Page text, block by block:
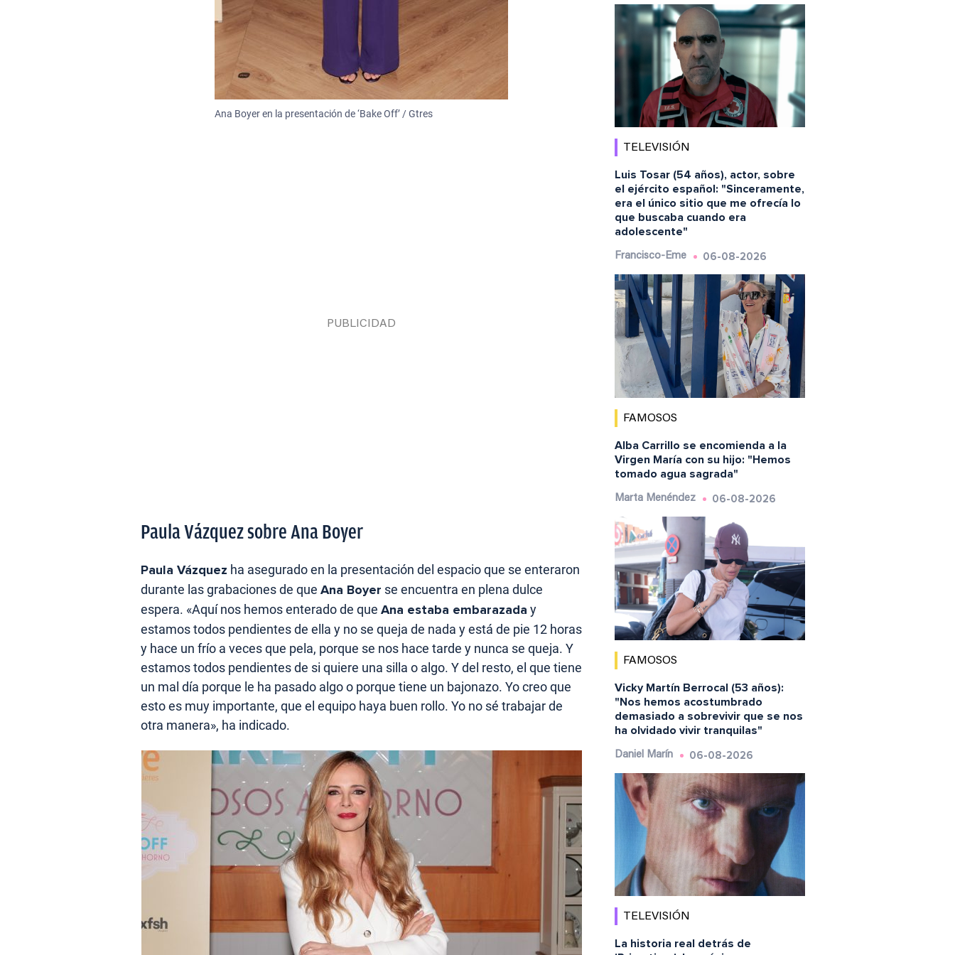
Ana Boyer en la presentación de ‘Bake Off’ / Gtres
Paula Vázquez sobre Ana Boyer
Paula Vázquez ha asegurado en la presentación del espacio que se enteraron
durante las grabaciones de que Ana Boyer se encuentra en plena dulce
espera. «Aquí nos hemos enterado de que Ana estaba embarazada y
estamos todos pendientes de ella y no se queja de nada y está de pie 12 horas
y hace un frío a veces que pela, porque se nos hace tarde y nunca se queja. Y
estamos todos pendientes de si quiere una silla o algo. Y del resto, el que tiene
un mal día porque le ha pasado algo o porque tiene un bajonazo. Yo creo que
esto es muy importante, que el equipo haya buen rollo. Yo no sé trabajar de
otra manera», ha indicado.
TELEVISIÓN
Luis Tosar (54 años), actor, sobre
el ejército español: "Sinceramente,
era el único sitio que me ofrecía lo
que buscaba cuando era
adolescente"
Francisco-Eme 06-08-2026
FAMOSOS
Alba Carrillo se encomienda a la
Virgen María con su hijo: "Hemos
tomado agua sagrada"
Marta Menéndez 06-08-2026
FAMOSOS
Vicky Martín Berrocal (53 años):
"Nos hemos acostumbrado
demasiado a sobrevivir que se nos
ha olvidado vivir tranquilas"
Daniel Marín 06-08-2026
TELEVISIÓN
La historia real detrás de